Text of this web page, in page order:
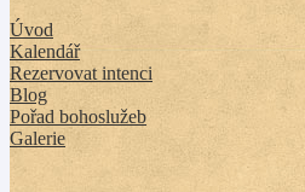
Úvod
Kalendář
Rezervovat intenci
Blog
Pořad bohoslužeb
Galerie